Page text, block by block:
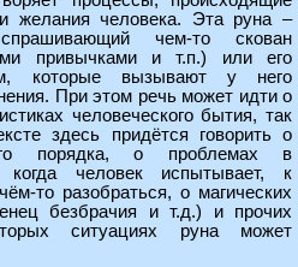
желания человека. Эта руна –
чем-то скован
привычками и т.п.) или его
которые вызывают у него
При этом речь может идти о
человеческого бытия, так
здесь придётся говорить о
порядка, о проблемах в
когда человек испытывает, к
то разобраться, о магических
безбрачия и т.д.) и прочих
ситуациях руна может